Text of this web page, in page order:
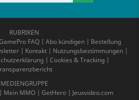
RUBRIKEN
FAQ| Abo kündigen| Bestellung
| Kontakt | Nutzungsbestimmungen |
| Cookies & Tracking|
MEDIENGRUPPE
| Mein MMO | GetHero | Jeuxvideo.com